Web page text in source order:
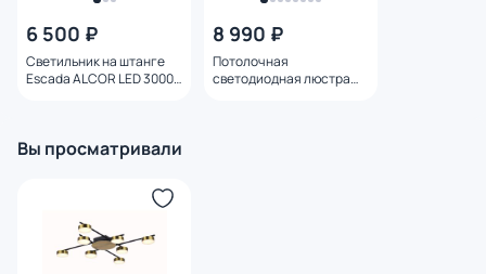
6 500 ₽
Светильник на штанге
Escada ALCOR LED 3000-
8 990 ₽
Потолочная
светодиодная люстра
Вы просматривали